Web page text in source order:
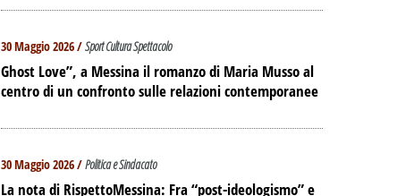
30 Maggio 2026 /Sport Cultura Spettacolo
Ghost Love”, a Messina il romanzo di Maria Musso al
centro di un confronto sulle relazioni contemporanee
30 Maggio 2026 /Politica e Sindacato
La nota di RispettoMessina: Fra “post-ideologismo” e